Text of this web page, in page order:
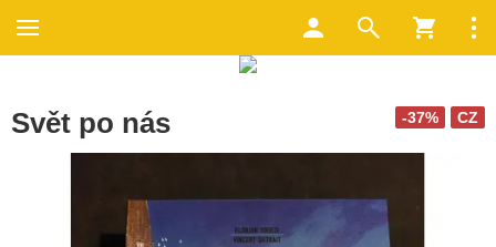
CZ
-37%
Svět po nás